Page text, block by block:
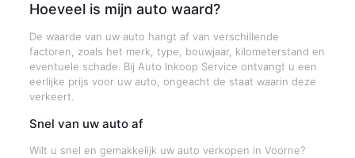
Hoeveel is mijn auto waard?
De waarde van uw auto hangt af van verschillende
factoren, zoals het merk, type, bouwjaar, kilometerstand en
eventuele schade. Bij Auto Inkoop Service ontvangt u een
eerlijke prijs voor uw auto, ongeacht de staat waarin deze
verkeert.
Snel van uw auto af
Wilt u snel en gemakkelijk uw auto verkopen in Voorne?